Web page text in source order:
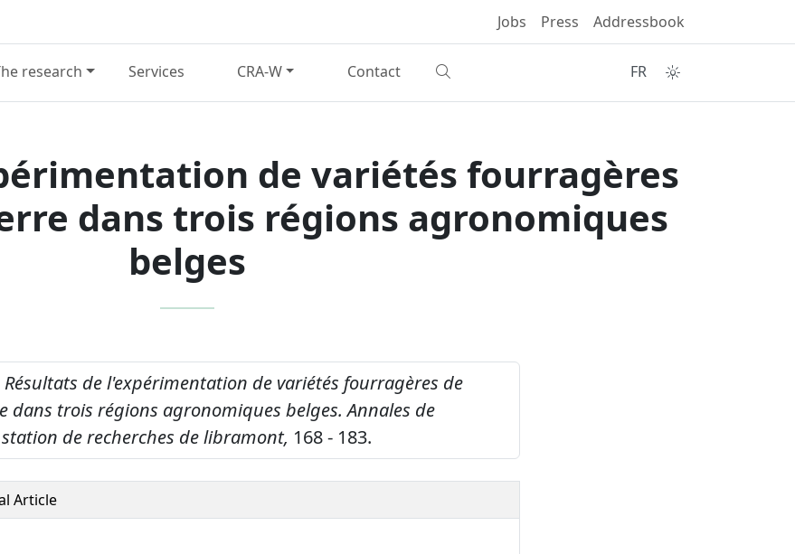
Jobs Press Addressbook
research Services CRA-W Contact FR
de variétés fourragères
dans trois régions agronomiques
belges
Résultats de l'expérimentation de variétés fourragères de
dans trois régions agronomiques belges. Annales de
de recherches de libramont, 168 - 183.
Article